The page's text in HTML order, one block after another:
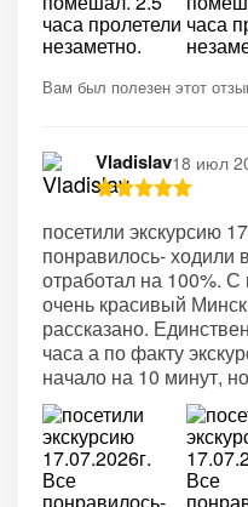
Вам был полезен этот
Vladislav18 июл
посетили экскурсию
понравилось- ходили
отработал на 100%. С
очень красивый
рассказано.
часа а по факту
начало на 10 минут,